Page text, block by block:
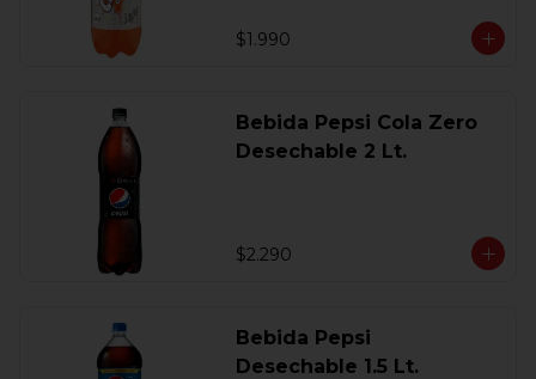
$1.990
Bebida Pepsi Cola Zero
Desechable 2 Lt.
$2.290
Bebida Pepsi
Desechable 1.5 Lt.